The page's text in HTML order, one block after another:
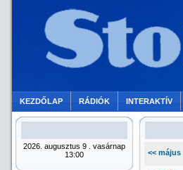
KEZDŐLAP RÁDIÓK INTERAKTÍV
2026. augusztus 9 . vasárnap
13:00
<< május